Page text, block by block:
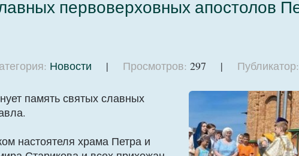
первоверховных апостолов
Новости | Просмотров: 297 | Публикатор:
память святых славных
настоятеля храма Петра и